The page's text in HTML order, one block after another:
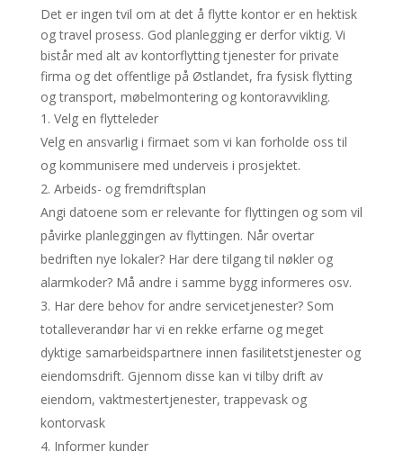
Det er ingen tvil om at det å flytte kontor er en hektisk
og travel prosess. God planlegging er derfor viktig. Vi
bistår med alt av kontorflytting tjenester for private
firma og det offentlige på Østlandet, fra fysisk flytting
og transport, møbelmontering og kontoravvikling.
Velg en flytteleder
Velg en ansvarlig i firmaet som vi kan forholde oss til
og kommunisere med underveis i prosjektet.
Arbeids- og fremdriftsplan
Angi datoene som er relevante for flyttingen og som vil
påvirke planleggingen av flyttingen. Når overtar
bedriften nye lokaler? Har dere tilgang til nøkler og
alarmkoder? Må andre i samme bygg informeres osv.
Har dere behov for andre servicetjenester? Som
totalleverandør har vi en rekke erfarne og meget
dyktige samarbeidspartnere innen fasilitetstjenester og
eiendomsdrift. Gjennom disse kan vi tilby drift av
eiendom, vaktmestertjenester, trappevask og
kontorvask
Informer kunder